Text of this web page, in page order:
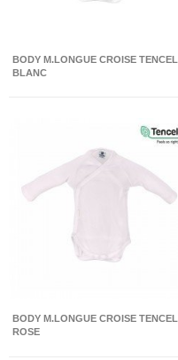
BODY M.LONGUE CROISE TENCEL
BLANC
BODY M.LONGUE CROISE TENCEL
ROSE